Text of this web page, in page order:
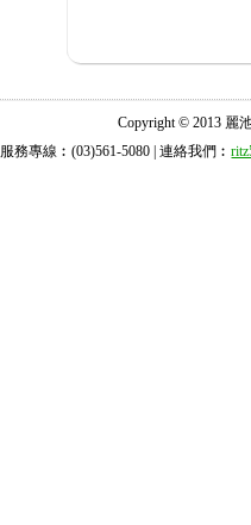
Copyright © 2013 麗
服務專線︰(03)561-5080 | 連絡我們︰